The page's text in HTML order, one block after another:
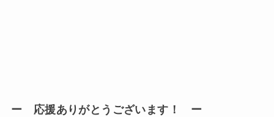
ー 応援ありがとうございます！ ー